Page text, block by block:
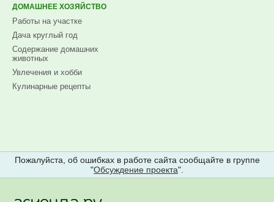
ДОМАШНЕЕ ХОЗЯЙСТВО
Работы на участке
Дача круглый год
Содержание домашних
животных
Увлечения и хобби
Кулинарные рецепты
Пожалуйста, об ошибках в работе сайта сообщайте в группе
"Обсуждение проекта".